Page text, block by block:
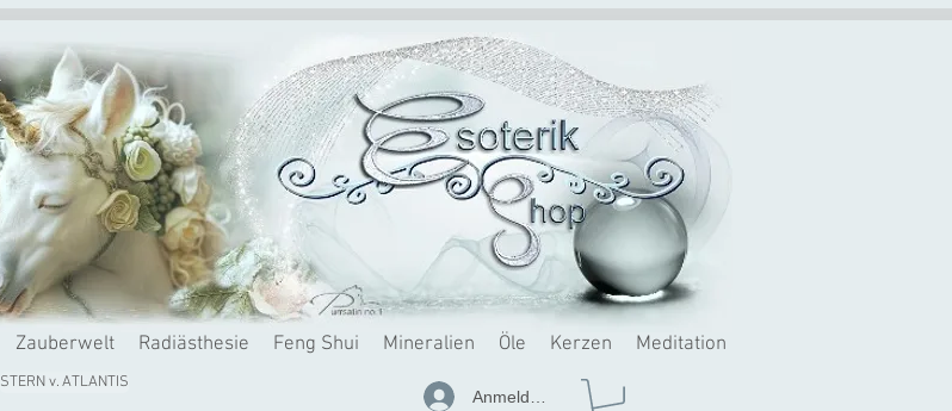
Zauberwelt Radiästhesie Feng Shui Mineralien Öle Kerzen Meditation
STERN v. ATLANTIS
Anmelden